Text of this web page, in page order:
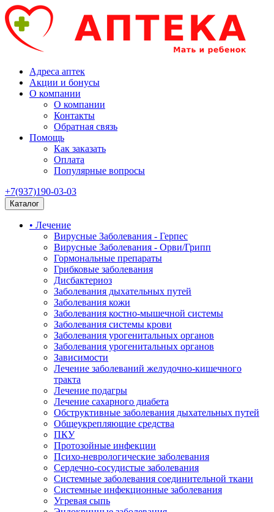
Адреса аптек
Акции и бонусы
О компании
О компании
Контакты
Обратная связь
Помощь
Как заказать
Оплата
Популярные вопросы
+7(937)190-03-03
Каталог
• Лечение
Вирусные Заболевания - Герпес
Вирусные Заболевания - Орви/Грипп
Гормональные препараты
Грибковые заболевания
Дисбактериоз
Заболевания дыхательных путей
Заболевания кожи
Заболевания костно-мышечной системы
Заболевания системы крови
Заболевания урогенитальных органов
Заболевания урогенитальных органов
Зависимости
Лечение заболеваний желудочно-кишечного
тракта
Лечение подагры
Лечение сахарного диабета
Обструктивные заболевания дыхательных путей
Общеукрепляющие средства
ПКУ
Протозойные инфекции
Психо-неврологические заболевания
Сердечно-сосудистые заболевания
Системные заболевания соединительной ткани
Системные инфекционные заболевания
Угревая сыпь